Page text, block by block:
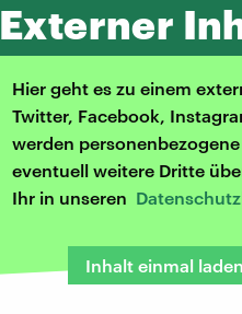
Externer
Hier geht es zu einem
Twitter, Facebook,
werden
eventuell weitere Dritte
Ihr in unseren
Inhalt einmal laden